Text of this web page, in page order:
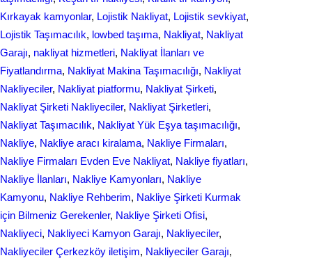
Kırkayak kamyonlar, Lojistik Nakliyat, Lojistik sevkiyat
Lojistik Taşımacılık, lowbed taşıma, Nakliyat, Nakliyat
Garajı, nakliyat hizmetleri, Nakliyat İlanları ve
Fiyatlandırma, Nakliyat Makina Taşımacılığı, Nakliyat
Nakliyeciler, Nakliyat piatformu, Nakliyat Şirketi
Nakliyat Şirketi Nakliyeciler, Nakliyat Şirketleri
Nakliyat Taşımacılık, Nakliyat Yük Eşya taşımacılığı
Nakliye, Nakliye aracı kiralama, Nakliye Firmaları
Nakliye Firmaları Evden Eve Nakliyat, Nakliye fiyatları
Nakliye İlanları, Nakliye Kamyonları, Nakliye
Kamyonu, Nakliye Rehberim, Nakliye Şirketi Kurmak
için Bilmeniz Gerekenler, Nakliye Şirketi Ofisi
Nakliyeci, Nakliyeci Kamyon Garajı, Nakliyeciler
Nakliyeciler Çerkezköy iletişim, Nakliyeciler Garajı